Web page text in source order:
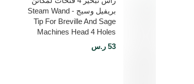
بريفيل وسيج - Steam Wand
Tip For Breville And Sage
Machines Head 4 Holes
53 ر.س